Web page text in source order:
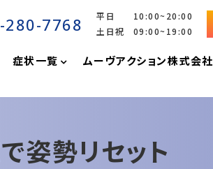
280-7768
平日 10:00~20:00
土日祝 09:00~19:00
症状一覧 ムーヴアクション株式会社
姿勢リセット